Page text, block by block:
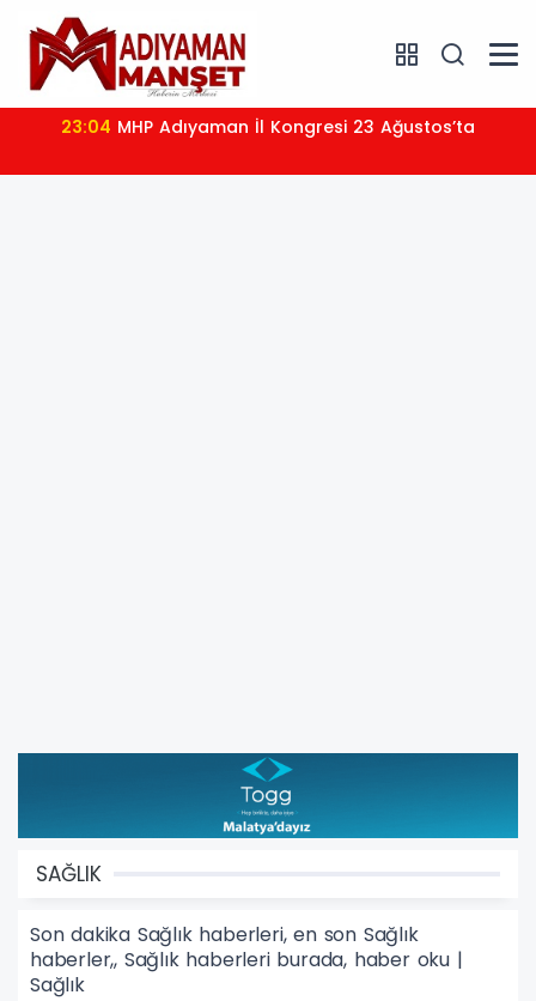
22:43 Narinceliler Derneği’nden Gazete Kahta’ya plaket
SAĞLIK
Son dakika Sağlık haberleri, en son Sağlık
haberler,, Sağlık haberleri burada, haber oku |
Sağlık